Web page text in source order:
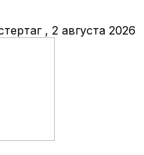
, 2 августа 2026